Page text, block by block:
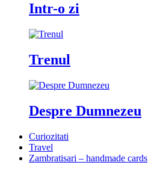
Intr-o zi
Trenul
Despre Dumnezeu
Curiozitati
Travel
Zambratisari – handmade cards